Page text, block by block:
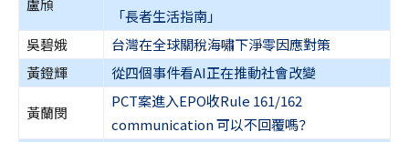
盧頎
「長者生活指南」
吳碧娥
台灣在全球關稅海嘯下淨零因應對策
黃鐙輝
從四個事件看AI正在推動社會改變
黃蘭閔
PCT案進入EPO收Rule 161/162
communication 可以不回覆嗎？